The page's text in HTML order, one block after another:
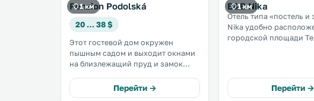
1 км
Penzion Podolská
20 … 38 $
Этот гостевой дом окружен
пышным садом и выходит окнами
на близлежащий пруд и замок
наследия ЮНЕСКО. К услугам
гостей номера с ванной комнатой,
Перейти →
1 км
B&B Nika
Отель типа «постель и
Nika удобно
городской площади
камином. В отеле сервируется
Перейти →